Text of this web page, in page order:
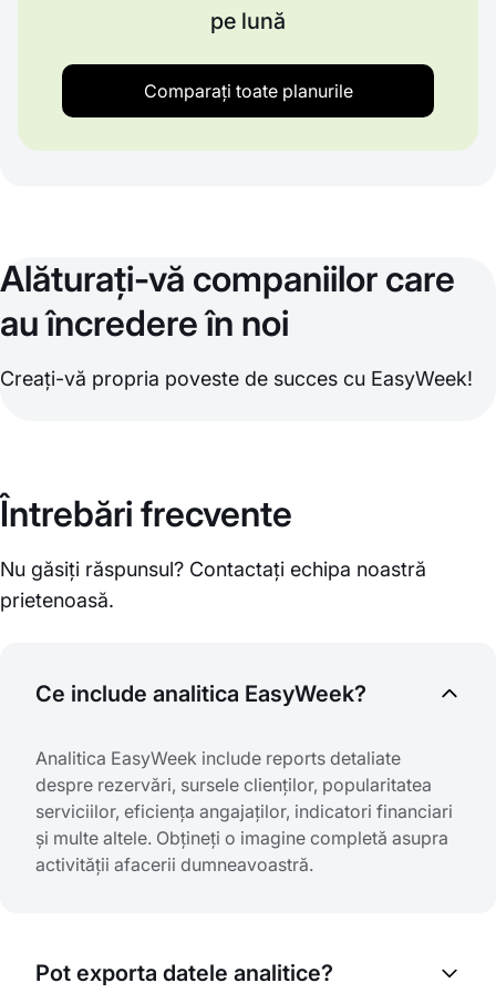
pe lună
Comparați toate planurile
Alăturați-vă companiilor care
au încredere în noi
Creați-vă propria poveste de succes cu EasyWeek!
Întrebări frecvente
Nu găsiți răspunsul? Contactați echipa noastră
prietenoasă.
Ce include analitica EasyWeek?
Analitica EasyWeek include reports detaliate
despre rezervări, sursele clienților, popularitatea
serviciilor, eficiența angajaților, indicatori financiari
și multe altele. Obțineți o imagine completă asupra
activității afacerii dumneavoastră.
Pot exporta datele analitice?